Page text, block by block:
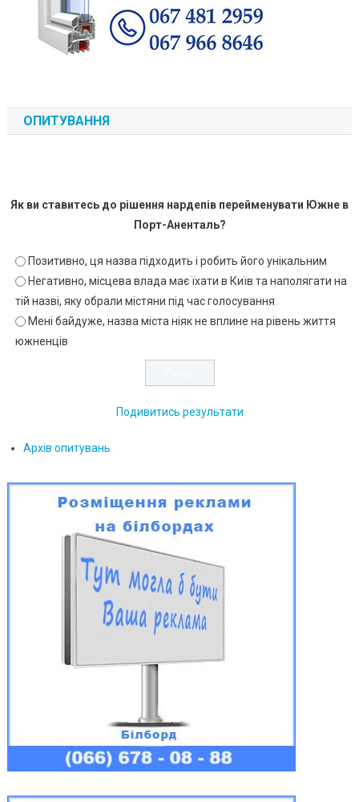
ОПИТУВАННЯ
Як ви ставитесь до рішення нардепів перейменувати Южне в
Порт-Аненталь?
Позитивно, ця назва підходить і робить його унікальним
Негативно, місцева влада має їхати в Київ та наполягати на
тій назві, яку обрали містяни під час голосування
Мені байдуже, назва міста ніяк не вплине на рівень життя
южненців
Подивитись результати
Архів опитувань